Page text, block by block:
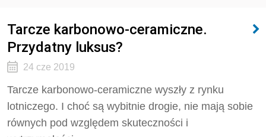
Tarcze karbonowo-ceramiczne.
Przydatny luksus?
24 cze 2019
Tarcze karbonowo-ceramiczne wyszły z rynku
lotniczego. I choć są wybitnie drogie, nie mają sobie
równych pod względem skuteczności i